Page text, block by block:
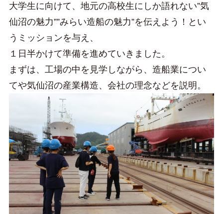
大学生に向けて、地元の高校生にしか語れない”気
仙沼の魅力””みらい造船の魅力”を伝えよう！とい
うミッションを与え、
１日半かけて準備を進めていきました。
まずは、工場の中を見学しながら、造船業につい
てや気仙沼の産業構造、会社の理念などを説明。